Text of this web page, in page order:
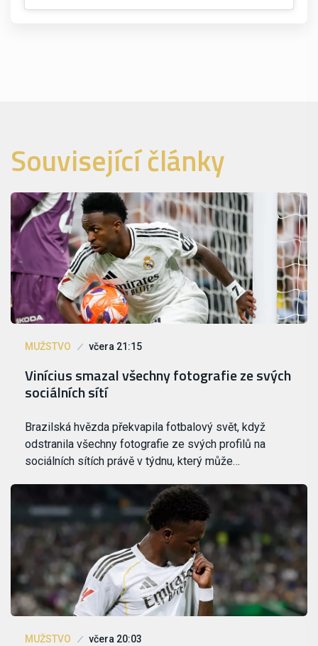
Související články
MUŽSTVO včera 21:15
Vinícius smazal všechny fotografie ze svých
sociálních sítí
Brazilská hvězda překvapila fotbalový svět, když
odstranila všechny fotografie ze svých profilů na
sociálních sítích právě v týdnu, který může…
MUŽSTVO včera 20:03